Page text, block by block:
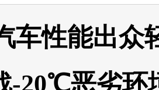
车性能出众
-20℃恶劣环